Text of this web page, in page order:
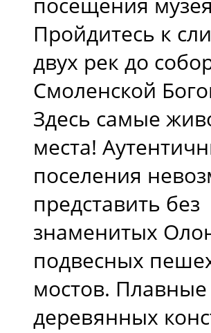
Пройдитесь к
двух рек до
Смоленской
Здесь самые
места!
поселения
представить без
знаменитых
подвесных
мостов.
деревянных